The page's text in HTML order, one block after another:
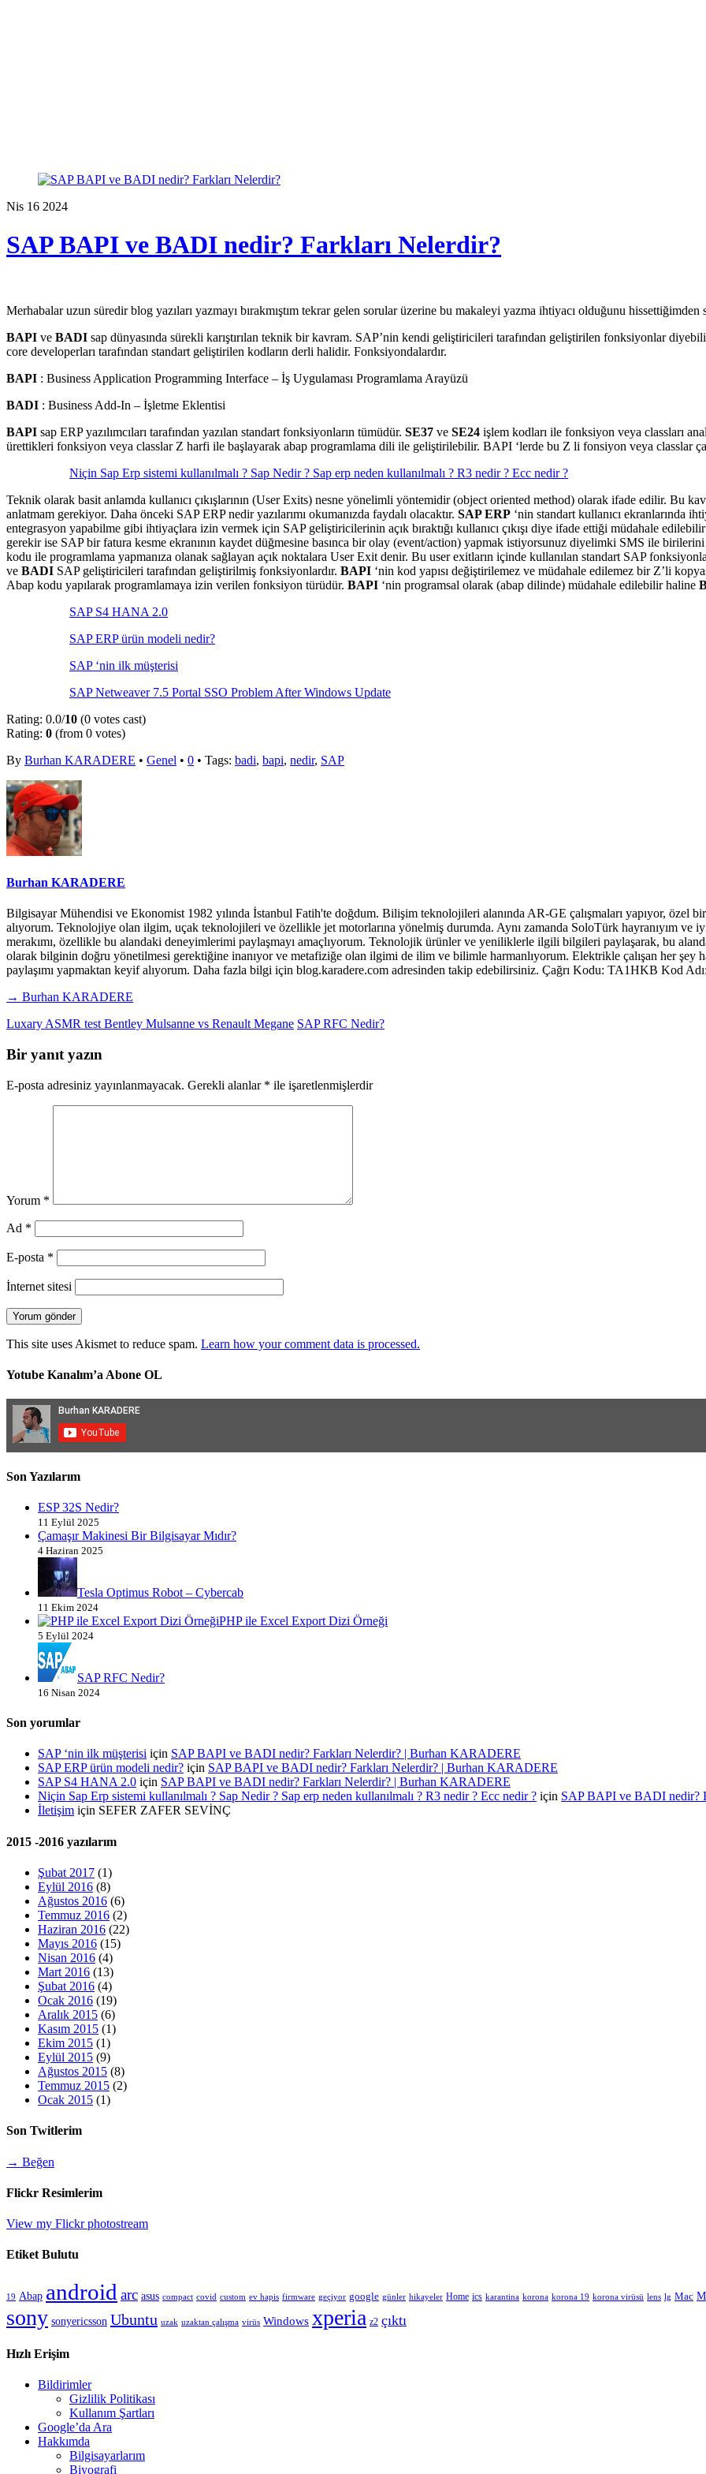
Nis 16 2024
SAP BAPI ve BADI nedir? Farkları Nelerdir?
Merhabalar uzun süredir blog yazıları yazmayı bırakmıştım tekrar gelen sorular üzerine bu makaleyi yazma ihtiyacı olduğunu hissettiğimden
BAPI ve BADI sap dünyasında sürekli karıştırılan teknik bir kavram. SAP’nin kendi geliştiricileri tarafından geliştirilen fonksiyonlar
core developerları tarafından standart geliştirilen kodların derli halidir. Fonksiyondalardır.
BAPI : Business Application Programming Interface – İş Uygulaması Programlama Arayüzü
BADI : Business Add-In – İşletme Eklentisi
BAPI sap ERP yazılımcıları tarafından yazılan standart fonksiyonların tümüdür. SE37 ve SE24 işlem kodları ile fonksiyon veya classları
ürettikleri fonksiyon veya classlar Z harfi ile başlayarak abap programlama dili ile geliştirilebilir. BAPI ‘lerde bu Z li fonsiyon veya classlar
Niçin Sap Erp sistemi kullanılmalı ? Sap Nedir ? Sap erp neden kullanılmalı ? R3 nedir ? Ecc nedir ?
Teknik olarak basit anlamda kullanıcı çıkışlarının (User Exits) nesne yönelimli yöntemidir (object oriented method) olarak ifade edilir. Bu
anlatmam gerekiyor. Daha önceki SAP ERP nedir yazılarımı okumanızda faydalı olacaktır. SAP ERP ‘nin standart kullanıcı ekranlarında
entegrasyon yapabilme gibi ihtiyaçlara izin vermek için SAP geliştiricilerinin açık bıraktığı kullanıcı çıkışı diye ifade ettiği müdahale
gerekir ise SAP bir fatura kesme ekranının kaydet düğmesine basınca bir olay (event/action) yapmak istiyorsunuz diyelimki SMS ile
kodu ile programlama yapmanıza olanak sağlayan açık noktalara User Exit denir. Bu user exitların içinde kullanılan standart SAP
ve BADI SAP geliştiricileri tarafından geliştirilmiş fonksiyonlardır. BAPI ‘nin kod yapısı değiştirilemez ve müdahale edilemez bir Z’li
Abap kodu yapılarak programlamaya izin verilen fonksiyon türüdür. BAPI ‘nin programsal olarak (abap dilinde) müdahale edilebilir haline
SAP S4 HANA 2.0
SAP ERP ürün modeli nedir?
SAP ‘nin ilk müşterisi
SAP Netweaver 7.5 Portal SSO Problem After Windows Update
Rating: 0.0/10 (0 votes cast)
Rating: 0 (from 0 votes)
By Burhan KARADERE • Genel • 0 • Tags: badi, bapi, nedir, SAP
Burhan KARADERE
Bilgisayar Mühendisi ve Ekonomist 1982 yılında İstanbul Fatih'te doğdum. Bilişim teknolojileri alanında AR-GE çalışmaları yapıyor, özel
alıyorum. Teknolojiye olan ilgim, uçak teknolojileri ve özellikle jet motorlarına yönelmiş durumda. Aynı zamanda SoloTürk hayranıyım
merakımı, özellikle bu alandaki deneyimlerimi paylaşmayı amaçlıyorum. Teknolojik ürünler ve yeniliklerle ilgili bilgileri paylaşarak, bu
olarak bilginin doğru yönetilmesi gerektiğine inanıyor ve metafiziğe olan ilgimi de ilim ve bilimle harmanlıyorum. Elektrikle çalışan her şey
paylaşımı yapmaktan keyif alıyorum. Daha fazla bilgi için blog.karadere.com adresinden takip edebilirsiniz. Çağrı Kodu: TA1HKB Kod
→ Burhan KARADERE
Luxary ASMR test Bentley Mulsanne vs Renault Megane SAP RFC Nedir?
Bir yanıt yazın
E-posta adresiniz yayınlanmayacak. Gerekli alanlar * ile işaretlenmişlerdir
Yorum *
Ad *
E-posta *
İnternet sitesi
This site uses Akismet to reduce spam. Learn how your comment data is processed.
Yotube Kanalım’a Abone OL
Son Yazılarım
ESP 32S Nedir?
11 Eylül 2025
Çamaşır Makinesi Bir Bilgisayar Mıdır?
4 Haziran 2025
Tesla Optimus Robot – Cybercab
11 Ekim 2024
PHP ile Excel Export Dizi Örneği
5 Eylül 2024
SAP RFC Nedir?
16 Nisan 2024
Son yorumlar
SAP ‘nin ilk müşterisi için SAP BAPI ve BADI nedir? Farkları Nelerdir? | Burhan KARADERE
SAP ERP ürün modeli nedir? için SAP BAPI ve BADI nedir? Farkları Nelerdir? | Burhan KARADERE
SAP S4 HANA 2.0 için SAP BAPI ve BADI nedir? Farkları Nelerdir? | Burhan KARADERE
Niçin Sap Erp sistemi kullanılmalı ? Sap Nedir ? Sap erp neden kullanılmalı ? R3 nedir ? Ecc nedir ? için SAP BAPI ve BADI nedir?
İletişim için SEFER ZAFER SEVİNÇ
2015 -2016 yazılarım
Şubat 2017 (1)
Eylül 2016 (8)
Ağustos 2016 (6)
Temmuz 2016 (2)
Haziran 2016 (22)
Mayıs 2016 (15)
Nisan 2016 (4)
Mart 2016 (13)
Şubat 2016 (4)
Ocak 2016 (19)
Aralık 2015 (6)
Kasım 2015 (1)
Ekim 2015 (1)
Eylül 2015 (9)
Ağustos 2015 (8)
Temmuz 2015 (2)
Ocak 2015 (1)
Son Twitlerim
→ Beğen
Flickr Resimlerim
View my Flickr photostream
Etiket Bulutu
19 Abap android arc asus compact covid custom ev hapis firmware geçiyor google günler hikayeler Home ics karantina korona korona 19 korona virüsü lens lg Mac
sony sonyericsson Ubuntu uzak uzaktan çalışma virüs Windows xperia z2 çıktı
Hızlı Erişim
Bildirimler
Gizlilik Politikası
Kullanım Şartları
Google’da Ara
Hakkımda
Bilgisayarlarım
Biyografi